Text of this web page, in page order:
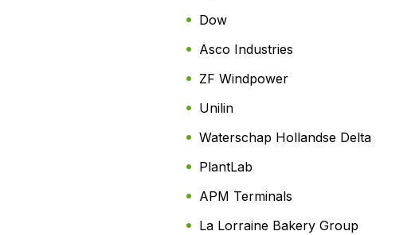
Dow
Asco Industries
ZF Windpower
Unilin
Waterschap Hollandse Delta
PlantLab
APM Terminals
La Lorraine Bakery Group